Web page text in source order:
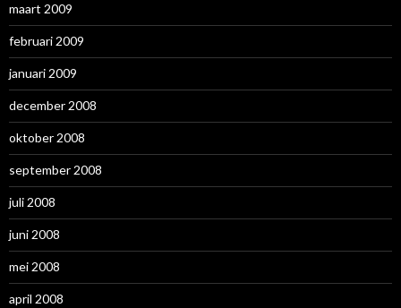
maart 2009
februari 2009
januari 2009
december 2008
oktober 2008
september 2008
juli 2008
juni 2008
mei 2008
april 2008